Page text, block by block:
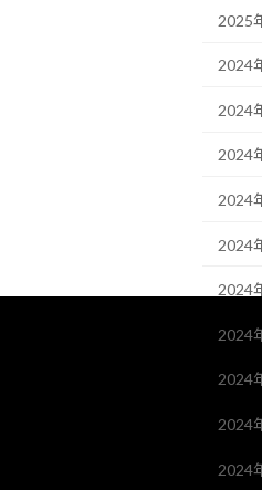
2025
2024
2024
2024
2024
2024
2024
2024
2024
2024
2024